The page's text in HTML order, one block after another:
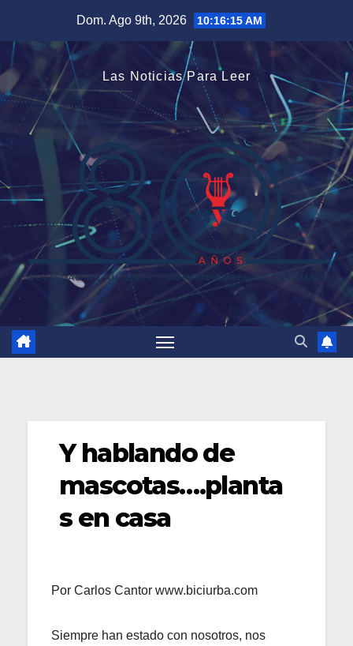
contenido
Dom. Ago 9th, 2026 10:16:16 AM
Las Noticias Para Leer
Y hablando de
mascotas….planta
s en casa
Por Carlos Cantor www.biciurba.com
Siempre han estado con nosotros, nos